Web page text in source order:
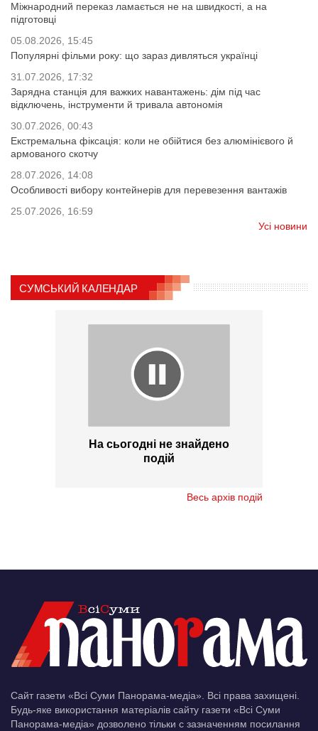
Міжнародний переказ ламається не на швидкості, а на
підготовці
05.08.2026, 15:45
Популярні фільми року: що зараз дивляться українці
31.07.2026, 17:32
Зарядна станція для важких навантажень: дім під час
відключень, інструменти й тривала автономія
30.07.2026, 00:43
Екстремальна фіксація: коли не обійтися без алюмінієвого й
армованого скотчу
28.07.2026, 14:08
Особливості вибору контейнерів для перевезення вантажів
25.07.2026, 16:59
Усі новини
СУМСЬКИЙ КАЛЕНДАР
На сьогодні не знайдено
подій
Весь архів подій
Сайт газети «Всі Суми Панорама-медіа». Всі права захищені.
Будь-яке використання матеріалів сайту газети «Всі Суми
Панорама-медіа» дозволено тільки c зазначенням посилання